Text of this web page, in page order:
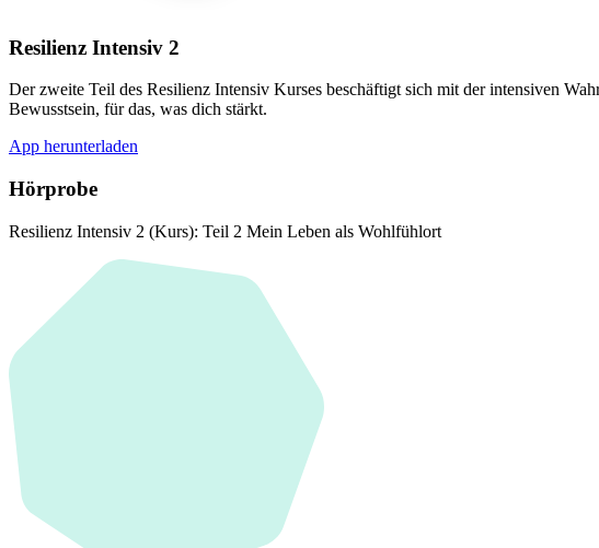
Resilienz Intensiv 2
Der zweite Teil des Resilienz Intensiv Kurses beschäftigt sich mit der intensiven
Bewusstsein, für das, was dich stärkt.
App herunterladen
Hörprobe
Resilienz Intensiv 2 (Kurs): Teil 2 Mein Leben als Wohlfühlort